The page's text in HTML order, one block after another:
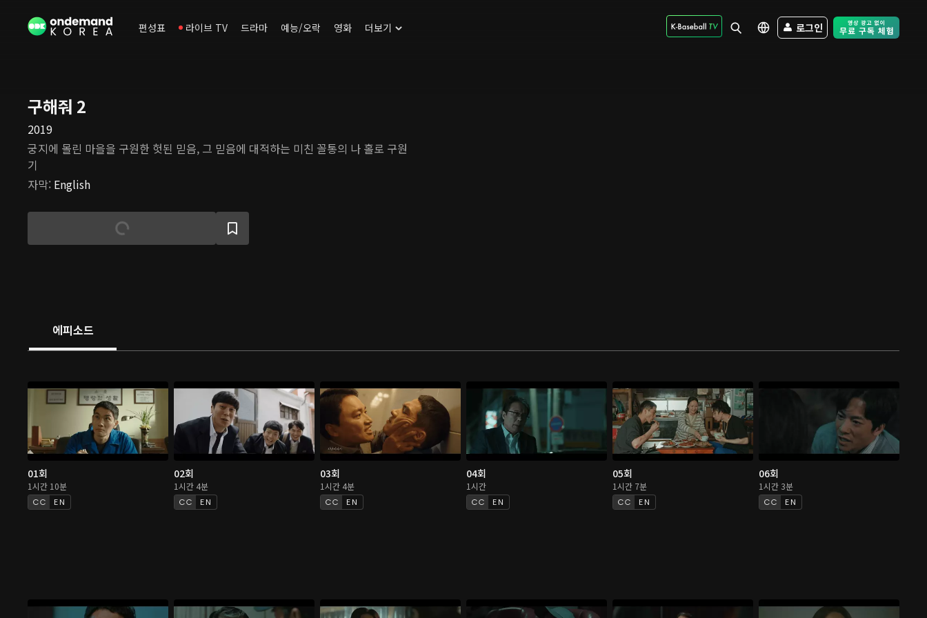
편성표 라이브 TV 드라마 예능/오락 영화 더보기 로그인 Free Trial -
구해줘 2
2019
궁지에 몰린 마을을 구원한 헛된 믿음, 그 믿음에 대적하는 미친 꼴통의 나 홀로 구원
기
자막: English
에피소드
01회
1시간 10분
EN
02회
1시간 4분
EN
03회
1시간 4분
EN
04회
1시간
EN
05회
1시간 7분
EN
06회
1시간 3분
EN